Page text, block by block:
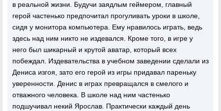
в реальной жизни. Будучи заядлым геймером, главный
герой частенько предпочитал прогуливать уроки в школе,
сидя у монитора компьютера. Ему нравилось играть, ведь
здесь над ним никто не издевался. Кроме того, в игре у
него был шикарный и крутой аватар, который всех
побеждал. Издевательства в учебном заведении сделали из
Дениса изгоя, зато его герой из игры придавал пареньку
уверенности. Денис в играх превращался в смелого и
отважного человека. В школе над ним частенько
подшучивал некий Ярослав. Практически каждый день